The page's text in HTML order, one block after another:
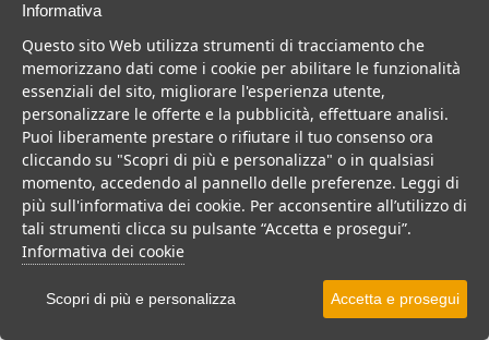
Trova la soluzione migliore per la tua prossima
vacanza.
Noi di belsalento.it abbiamo selezionato per te le migliori mete, i
migliori servizi, le migliori offerte per il tuo prossimo viaggio.
Per famiglie
Informativa
Questo sito Web utilizza strumenti di tracciamento che
memorizzano dati come i cookie per abilitare le funzionalità
essenziali del sito, migliorare l'esperienza utente,
personalizzare le offerte e la pubblicità, effettuare analisi.
Puoi liberamente prestare o rifiutare il tuo consenso ora
cliccando su "Scopri di più e personalizza" o in qualsiasi
momento, accedendo al pannello delle preferenze. Leggi di
più sull'informativa dei cookie. Per acconsentire all’utilizzo di
tali strumenti clicca su pulsante “Accetta e prosegui”.
Informativa dei cookie
Scopri di più e personalizza Accetta e prosegui